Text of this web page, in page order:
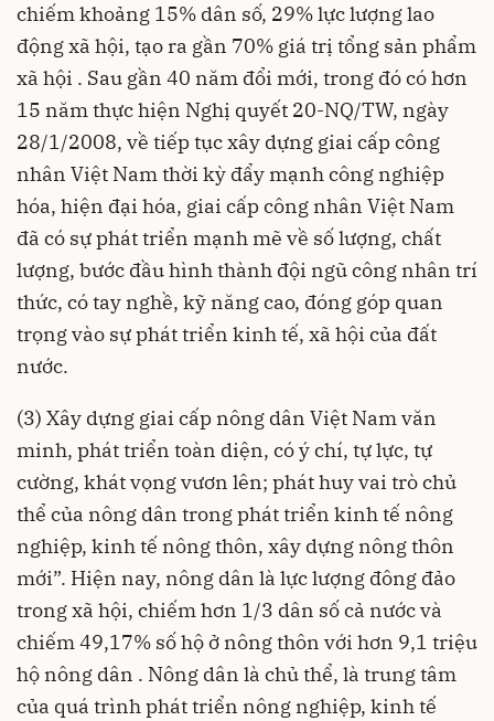
chiếm khoảng 15% dân số, 29% lực lượng lao
động xã hội, tạo ra gần 70% giá trị tổng sản phẩm
xã hội . Sau gần 40 năm đổi mới, trong đó có hơn
15 năm thực hiện Nghị quyết 20-NQ/TW, ngày
28/1/2008, về tiếp tục xây dựng giai cấp công
nhân Việt Nam thời kỳ đẩy mạnh công nghiệp
hóa, hiện đại hóa, giai cấp công nhân Việt Nam
đã có sự phát triển mạnh mẽ về số lượng, chất
lượng, bước đầu hình thành đội ngũ công nhân trí
thức, có tay nghề, kỹ năng cao, đóng góp quan
trọng vào sự phát triển kinh tế, xã hội của đất
nước.
(3) Xây dựng giai cấp nông dân Việt Nam văn
minh, phát triển toàn diện, có ý chí, tự lực, tự
cường, khát vọng vươn lên; phát huy vai trò chủ
thể của nông dân trong phát triển kinh tế nông
nghiệp, kinh tế nông thôn, xây dựng nông thôn
mới”. Hiện nay, nông dân là lực lượng đông đảo
trong xã hội, chiếm hơn 1/3 dân số cả nước và
chiếm 49,17% số hộ ở nông thôn với hơn 9,1 triệu
hộ nông dân . Nông dân là chủ thể, là trung tâm
của quá trình phát triển nông nghiệp, kinh tế